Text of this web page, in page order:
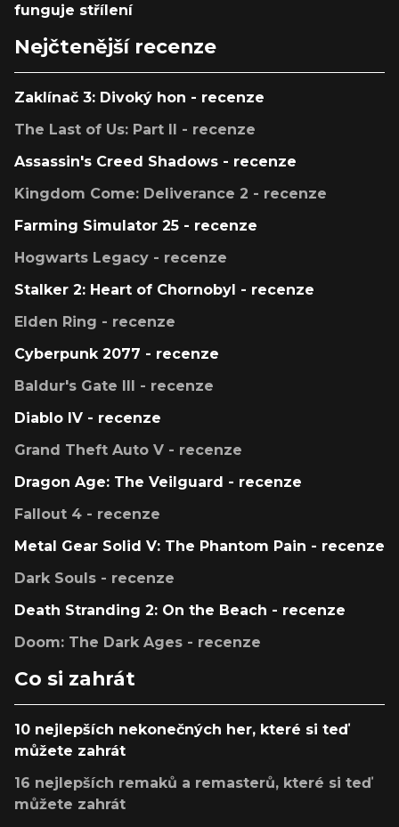
funguje střílení
Nejčtenější recenze
Zaklínač 3: Divoký hon - recenze
The Last of Us: Part II - recenze
Assassin's Creed Shadows - recenze
Kingdom Come: Deliverance 2 - recenze
Farming Simulator 25 - recenze
Hogwarts Legacy - recenze
Stalker 2: Heart of Chornobyl - recenze
Elden Ring - recenze
Cyberpunk 2077 - recenze
Baldur's Gate III - recenze
Diablo IV - recenze
Grand Theft Auto V - recenze
Dragon Age: The Veilguard - recenze
Fallout 4 - recenze
Metal Gear Solid V: The Phantom Pain - recenze
Dark Souls - recenze
Death Stranding 2: On the Beach - recenze
Doom: The Dark Ages - recenze
Co si zahrát
10 nejlepších nekonečných her, které si teď
můžete zahrát
16 nejlepších remaků a remasterů, které si teď
můžete zahrát